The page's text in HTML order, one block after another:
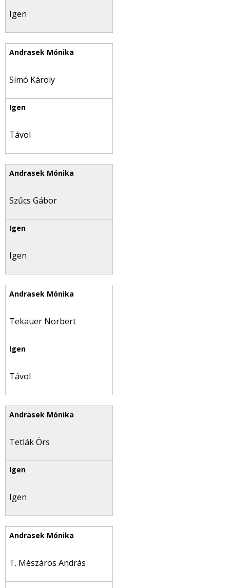
Igen
Simó Károly
Távol
Szűcs Gábor
Igen
Tekauer Norbert
Távol
Tetlák Örs
Igen
T. Mészáros András